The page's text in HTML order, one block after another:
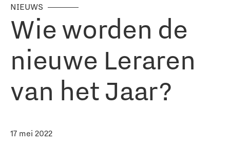
NIEUWS
Wie worden de
nieuwe Leraren
van het Jaar?
17 mei 2022